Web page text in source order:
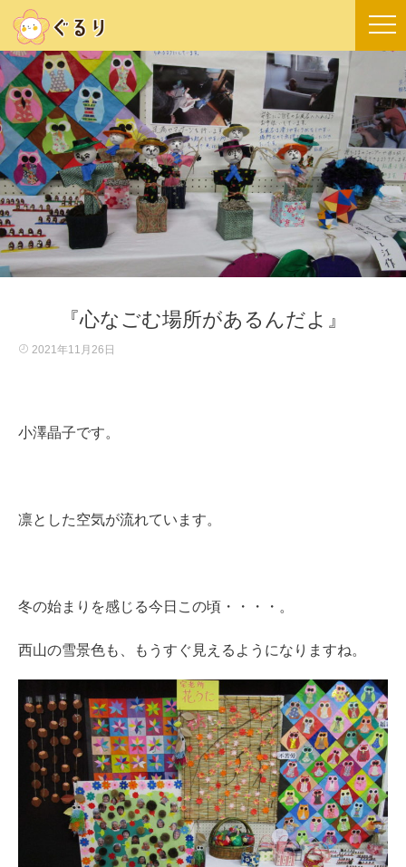
『心なごむ場所があるんだよ』
2021年11月26日
小澤晶子です。
凛とした空気が流れています。
冬の始まりを感じる今日この頃・・・・。
西山の雪景色も、もうすぐ見えるようになりますね。